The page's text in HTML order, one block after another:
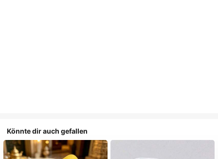
Könnte dir auch gefallen